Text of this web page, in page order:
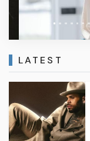
LATEST